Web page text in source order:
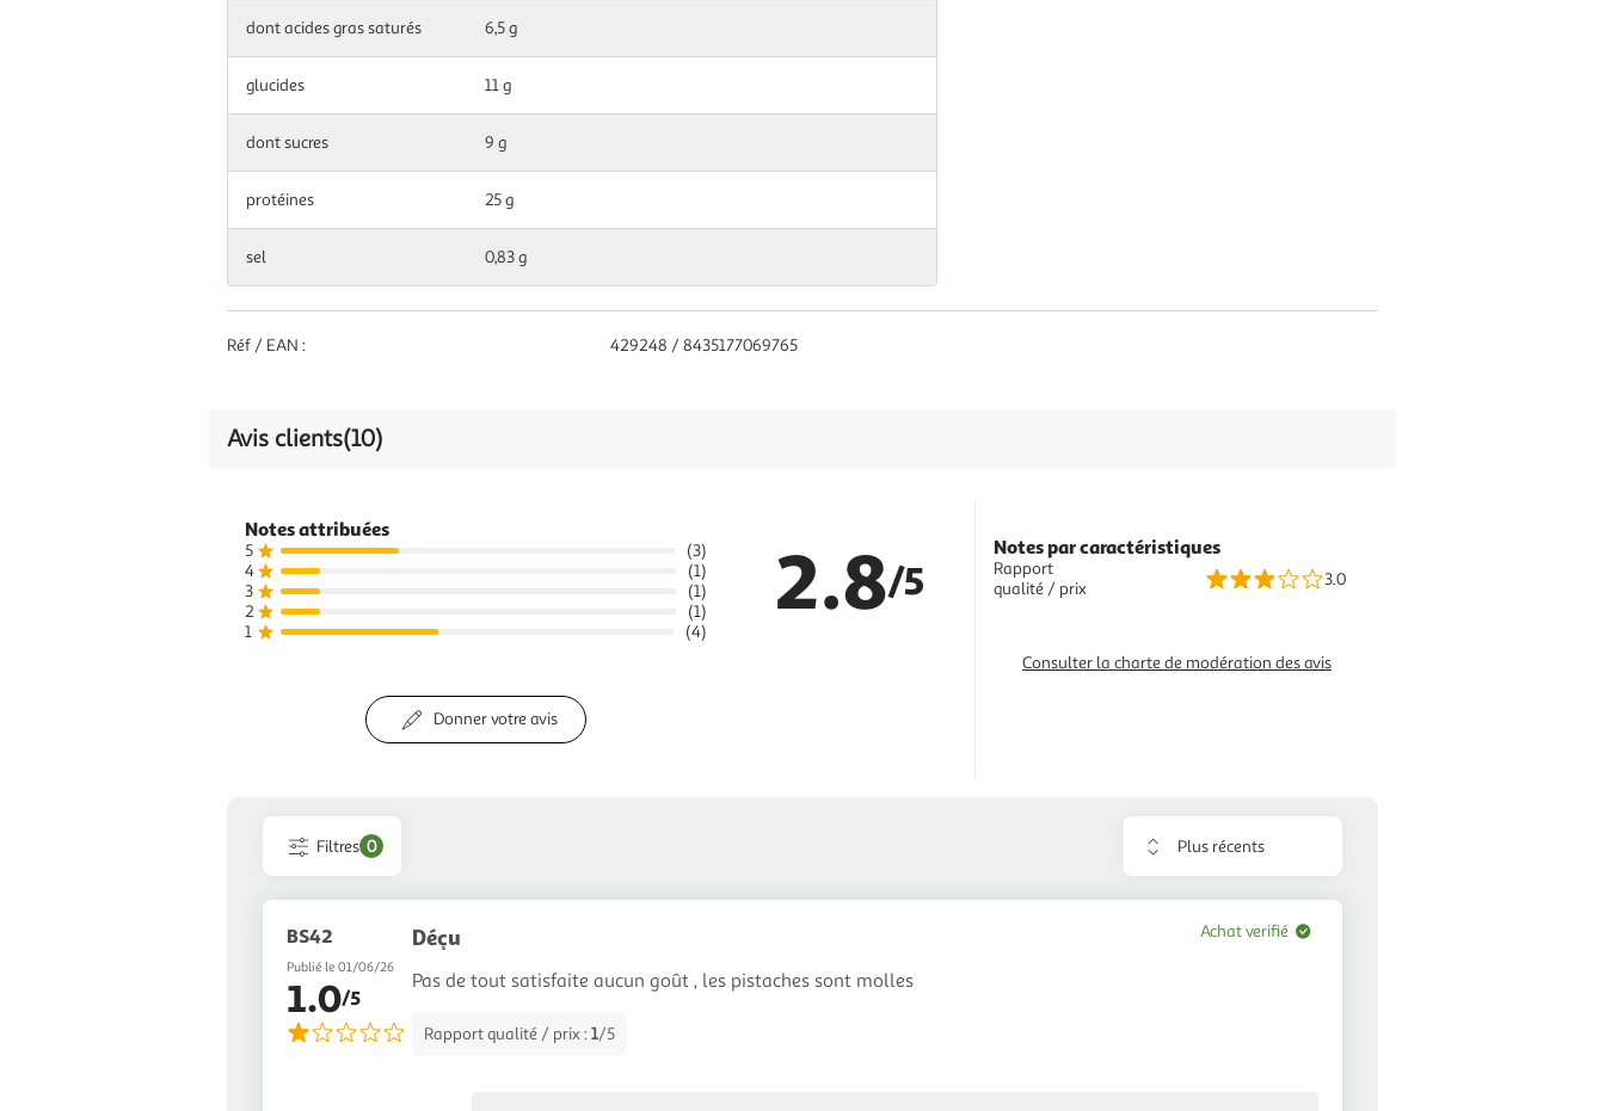
dont acides gras saturés 6,5 g
glucides 11 g
dont sucres 9 g
protéines 25 g
sel 0,83 g
Réf / EAN : 429248 / 8435177069765
Avis clients(10)
Notes attribuées
5
(3)
4
(1)
3
(1)
2
(1)
1
(4)
2.8/5
Donner votre avis
Notes par caractéristiques
Rapport
qualité / prix
3.0
Consulter la charte de modération des avis
Filtres 0
Trier
avis
BS42
Publié le 01/06/26
1.0/5
Déçu
Pas de tout satisfaite aucun goût , les pistaches sont molles
Rapport qualité / prix : 1/5
Achat verifié